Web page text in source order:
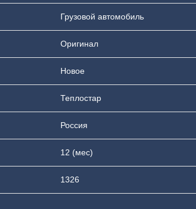
Грузовой автомобиль
Оригинал
Новое
Теплостар
Россия
12 (мес)
1326